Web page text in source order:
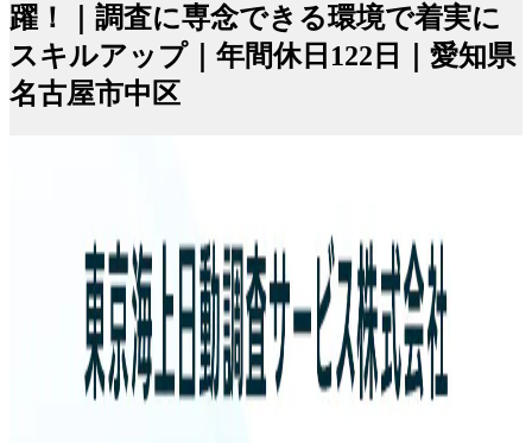
躍！｜調査に専念できる環境で着実に
スキルアップ｜年間休日122日｜愛知県
名古屋市中区